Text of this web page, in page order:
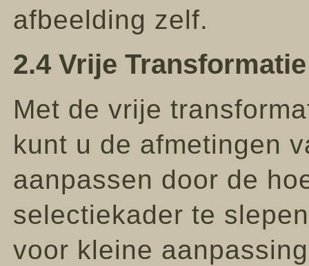
afbeelding zelf.
2.4 Vrije
Met de vrije
kunt u de afmetingen
aanpassen door de
selectiekader te
voor kleine